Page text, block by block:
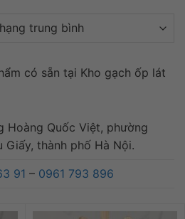
có sẵn tại Kho gạch ốp lát
Hoàng Quốc Việt, phường
Giấy, thành phố Hà Nội.
91 – 0961 793 896